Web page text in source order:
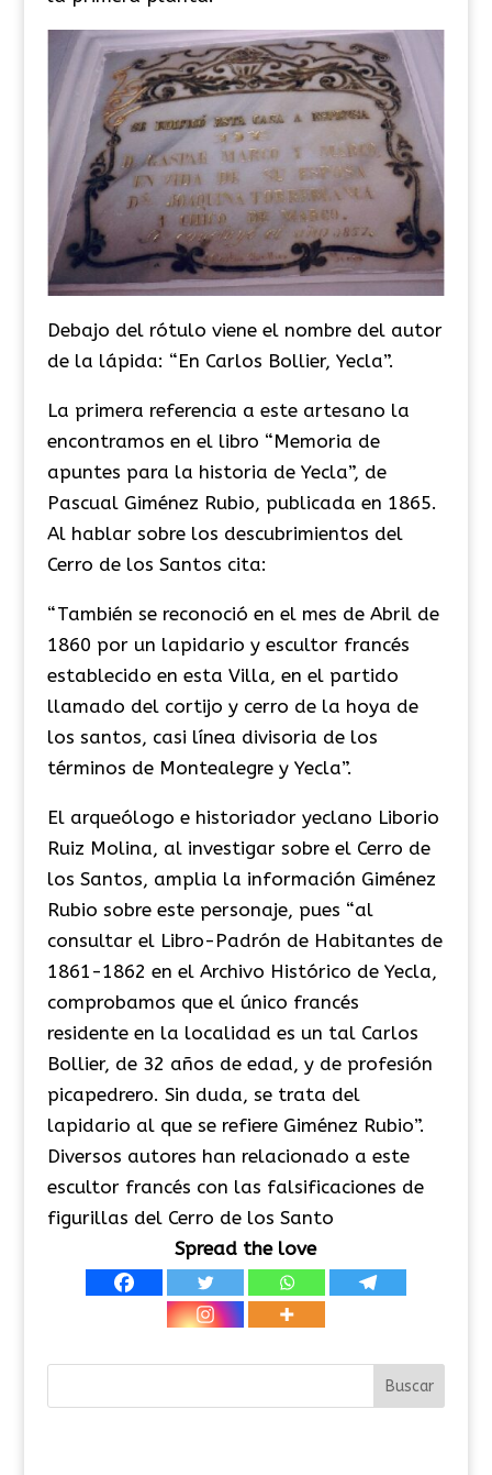
Debajo del rótulo viene el nombre del autor
de la lápida: “En Carlos Bollier, Yecla”.
La primera referencia a este artesano la
encontramos en el libro “Memoria de
apuntes para la historia de Yecla”, de
Pascual Giménez Rubio, publicada en 1865.
Al hablar sobre los descubrimientos del
Cerro de los Santos cita:
“También se reconoció en el mes de Abril de
1860 por un lapidario y escultor francés
establecido en esta Villa, en el partido
llamado del cortijo y cerro de la hoya de
los santos, casi línea divisoria de los
términos de Montealegre y Yecla”.
El arqueólogo e historiador yeclano Liborio
Ruiz Molina, al investigar sobre el Cerro de
los Santos, amplia la información Giménez
Rubio sobre este personaje, pues “al
consultar el Libro-Padrón de Habitantes de
1861-1862 en el Archivo Histórico de Yecla,
comprobamos que el único francés
residente en la localidad es un tal Carlos
Bollier, de 32 años de edad, y de profesión
picapedrero. Sin duda, se trata del
lapidario al que se refiere Giménez Rubio”.
Diversos autores han relacionado a este
escultor francés con las falsificaciones de
figurillas del Cerro de los Santo
Spread the love